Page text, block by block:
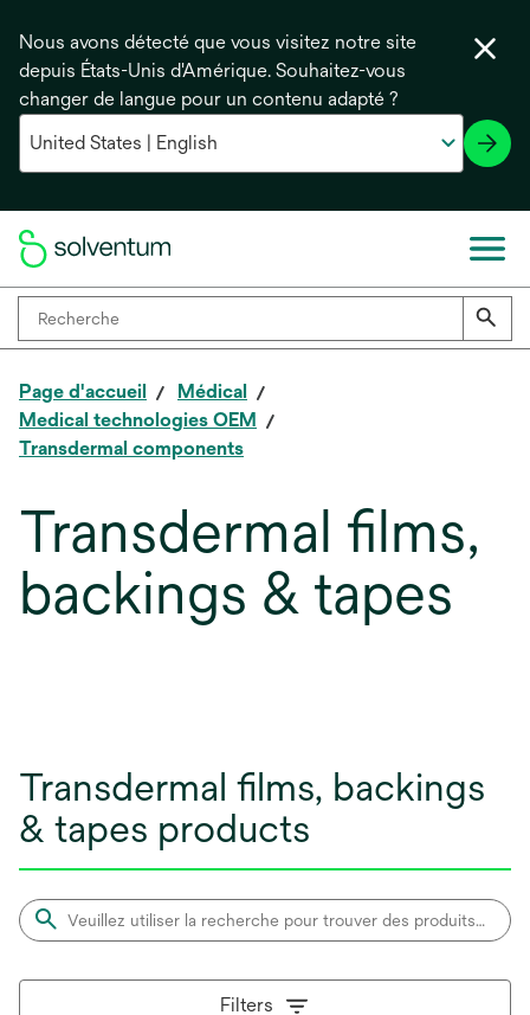
Nous avons détecté que vous visitez notre site
depuis États-Unis d'Amérique. Souhaitez-vous
changer de langue pour un contenu adapté ?
Page d'accueil
Médical
Medical technologies OEM
Transdermal components
Transdermal films,
backings & tapes
Transdermal films, backings
& tapes products
Filters